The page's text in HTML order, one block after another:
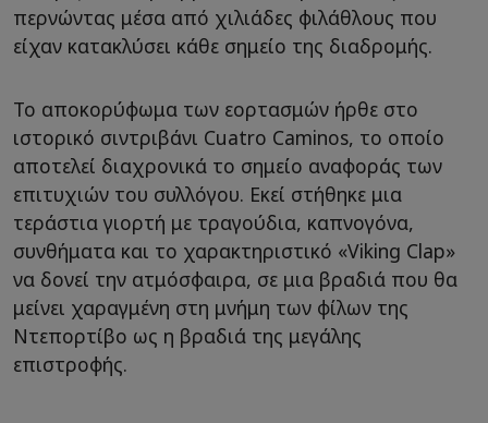
περνώντας μέσα από χιλιάδες φιλάθλους που
είχαν κατακλύσει κάθε σημείο της διαδρομής.
Το αποκορύφωμα των εορτασμών ήρθε στο
ιστορικό σιντριβάνι Cuatro Caminos, το οποίο
αποτελεί διαχρονικά το σημείο αναφοράς των
επιτυχιών του συλλόγου. Εκεί στήθηκε μια
τεράστια γιορτή με τραγούδια, καπνογόνα,
συνθήματα και το χαρακτηριστικό «Viking Clap»
να δονεί την ατμόσφαιρα, σε μια βραδιά που θα
μείνει χαραγμένη στη μνήμη των φίλων της
Ντεπορτίβο ως η βραδιά της μεγάλης
επιστροφής.